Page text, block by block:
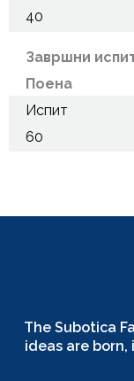
40
Завршни
Поена
Испит
60
The Subotica
ideas are